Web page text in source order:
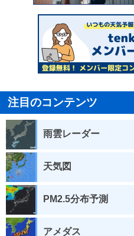
注目のコンテンツ
雨雲レーダー
天気図
PM2.5分布予測
アメダス